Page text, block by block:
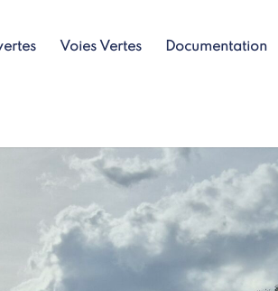
Voies Vertes Documentation